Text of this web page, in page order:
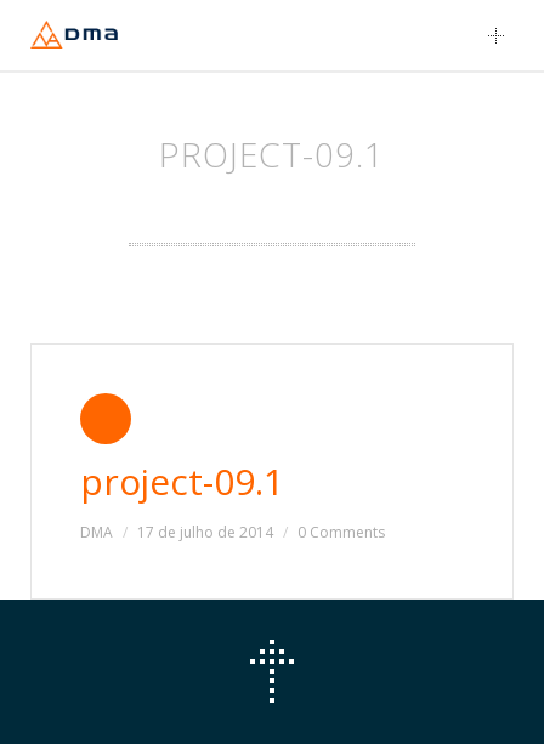
Skip
to
PROJECT-09.1
project-09.1
DMA 17 de julho de 2014 0 Comments